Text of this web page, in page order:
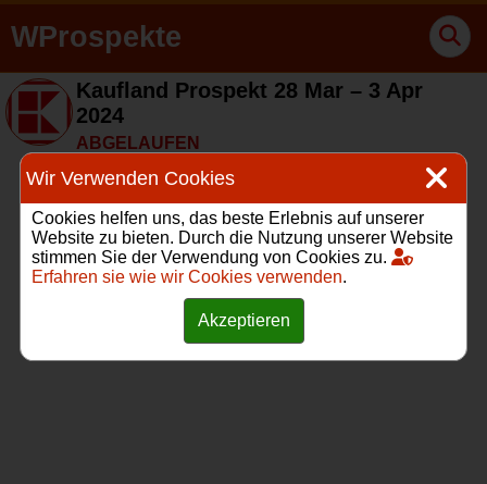
WProspekte
Kaufland Prospekt 28 Mar – 3 Apr
2024
ABGELAUFEN
Wir Verwenden Cookies
Cookies helfen uns, das beste Erlebnis auf unserer
Website zu bieten. Durch die Nutzung unserer Website
stimmen Sie der Verwendung von Cookies zu.
Erfahren sie wie wir Cookies verwenden.
Akzeptieren